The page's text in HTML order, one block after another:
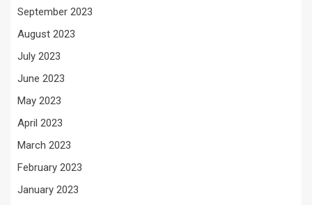
September 2023
August 2023
July 2023
June 2023
May 2023
April 2023
March 2023
February 2023
January 2023